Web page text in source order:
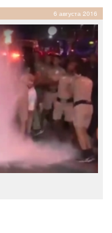
6 августа 2016